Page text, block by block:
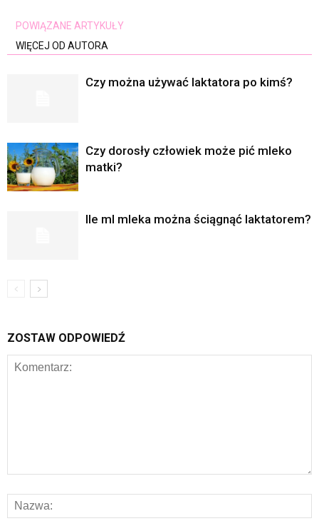
POWIĄZANE ARTYKUŁY
WIĘCEJ OD AUTORA
Czy można używać laktatora po kimś?
Czy dorosły człowiek może pić mleko
matki?
Ile ml mleka można ściągnąć laktatorem?
ZOSTAW ODPOWIEDŹ